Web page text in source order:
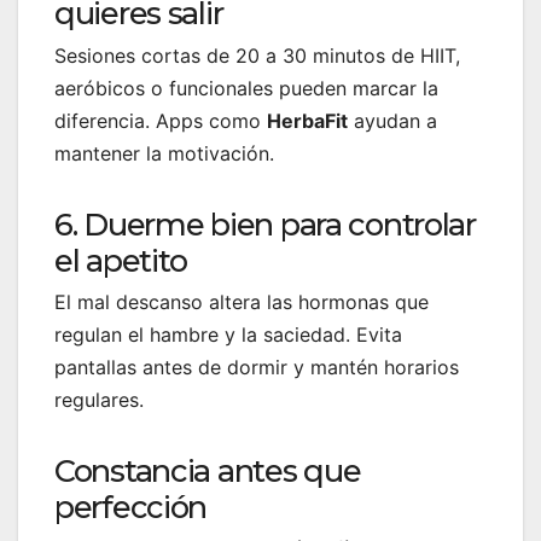
quieres salir
Sesiones cortas de 20 a 30 minutos de HIIT,
aeróbicos o funcionales pueden marcar la
diferencia. Apps como HerbaFit ayudan a
mantener la motivación.
6. Duerme bien para controlar
el apetito
El mal descanso altera las hormonas que
regulan el hambre y la saciedad. Evita
pantallas antes de dormir y mantén horarios
regulares.
Constancia antes que
perfección